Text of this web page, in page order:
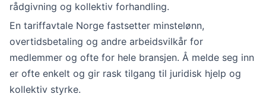
rådgivning og kollektiv forhandling.
En tariffavtale Norge fastsetter minstelønn,
overtidsbetaling og andre arbeidsvilkår for
medlemmer og ofte for hele bransjen. Å melde seg inn
er ofte enkelt og gir rask tilgang til juridisk hjelp og
kollektiv styrke.